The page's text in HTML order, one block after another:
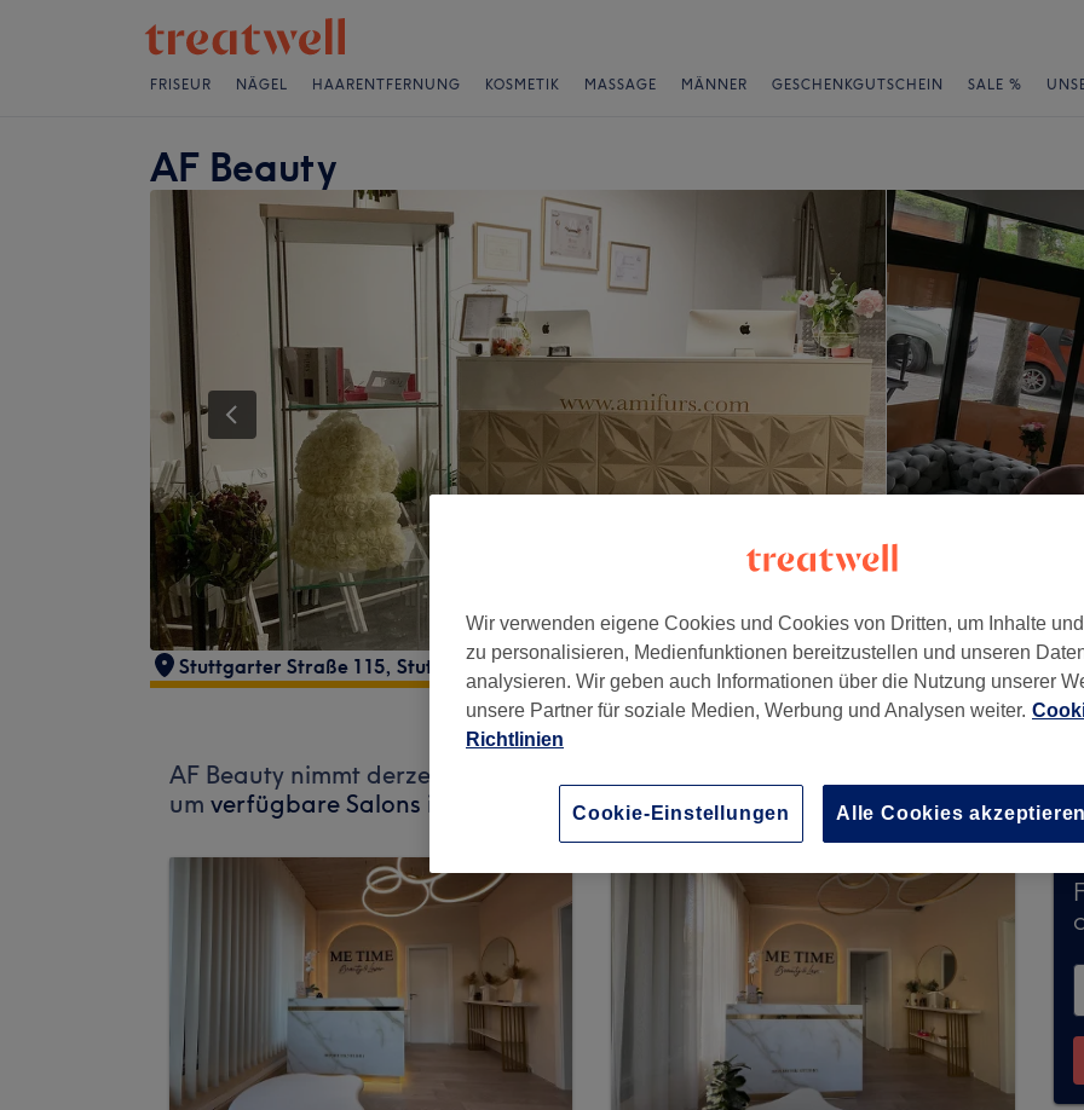
FRISEUR NÄGEL HAARENTFERNUNG KOSMETIK MASSAGE MÄNNER GESCHENKGUTSCHEIN SALE %
AF Beauty
Stuttgarter Straße 115, Stuttgart, Feuerbach, 70469
AF Beauty nimmt derzeit keine Buchungen über Treatwell entgegen. Nutzen Sie
um verfügbare Salons in Ihrer Nähe zu finden. Dort warten viele erstklassige
Wir verwenden eigene Cookies und Cookies von Dritten, um Inhalte
zu personalisieren, Medienfunktionen bereitzustellen und unseren
analysieren. Wir geben auch Informationen über die Nutzung unserer
unsere Partner für soziale Medien, Werbung und Analysen weiter.
Richtlinien
Cookie-Einstellungen Alle Cookies akzeptieren